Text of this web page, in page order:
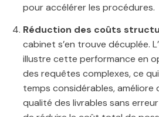
pour accélérer les procédures.
Réduction des coûts
cabinet s’en trouve décuplée.
illustre cette performance en
des requêtes complexes, ce
temps considérables, améliore
qualité des livrables sans